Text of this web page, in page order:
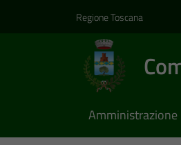
Regione Toscana
Amministrazione